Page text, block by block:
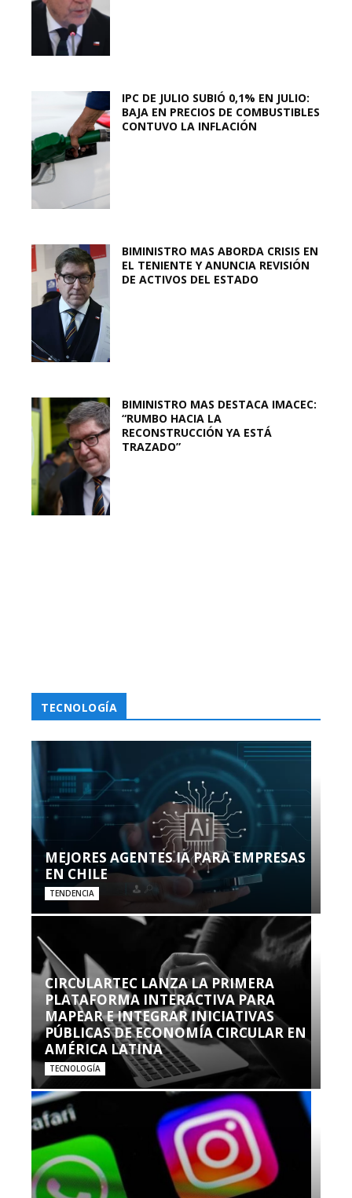
IPC DE JULIO SUBIÓ 0,1% EN JULIO:
BAJA EN PRECIOS DE COMBUSTIBLES
CONTUVO LA INFLACIÓN
BIMINISTRO MAS ABORDA CRISIS EN
EL TENIENTE Y ANUNCIA REVISIÓN
DE ACTIVOS DEL ESTADO
BIMINISTRO MAS DESTACA IMACEC:
“RUMBO HACIA LA
RECONSTRUCCIÓN YA ESTÁ
TRAZADO”
TECNOLOGÍA
MEJORES AGENTES IA PARA EMPRESAS
EN CHILE
TENDENCIA
CIRCULARTEC LANZA LA PRIMERA
PLATAFORMA INTERACTIVA PARA
MAPEAR E INTEGRAR INICIATIVAS
PÚBLICAS DE ECONOMÍA CIRCULAR EN
AMÉRICA LATINA
TECNOLOGÍA